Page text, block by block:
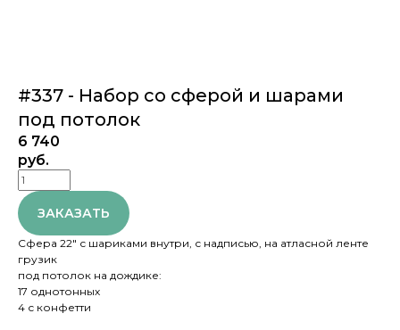
#337 - Набор со сферой и шарами
под потолок
6 740
руб.
ЗАКАЗАТЬ
Сфера 22" с шариками внутри, с надписью, на атласной ленте
грузик
под потолок на дождике:
17 однотонных
4 с конфетти